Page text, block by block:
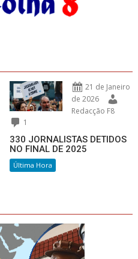
21 de Janeiro
de 2026
Redacção F8
1
330 JORNALISTAS DETIDOS
NO FINAL DE 2025
Última Hora